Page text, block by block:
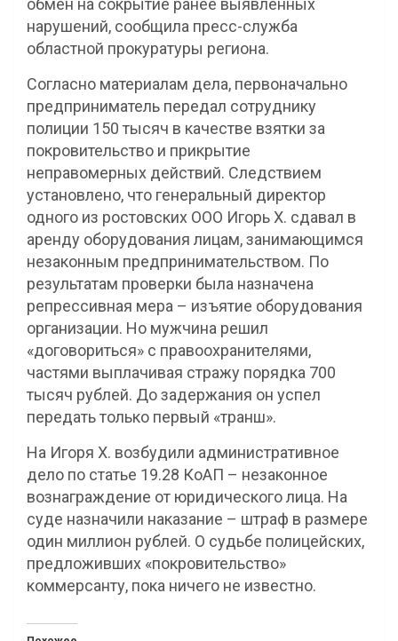
обмен на сокрытие ранее выявленных
нарушений, сообщила пресс-служба
областной прокуратуры региона.
Согласно материалам дела, первоначально
предприниматель передал сотруднику
полиции 150 тысяч в качестве взятки за
покровительство и прикрытие
неправомерных действий. Следствием
установлено, что генеральный директор
одного из ростовских ООО Игорь Х. сдавал в
аренду оборудования лицам, занимающимся
незаконным предпринимательством. По
результатам проверки была назначена
репрессивная мера – изъятие оборудования
организации. Но мужчина решил
«договориться» с правоохранителями,
частями выплачивая стражу порядка 700
тысяч рублей. До задержания он успел
передать только первый «транш».
На Игоря Х. возбудили административное
дело по статье 19.28 КоАП – незаконное
вознаграждение от юридического лица. На
суде назначили наказание – штраф в размере
один миллион рублей. О судьбе полицейских,
предложивших «покровительство»
коммерсанту, пока ничего не известно.